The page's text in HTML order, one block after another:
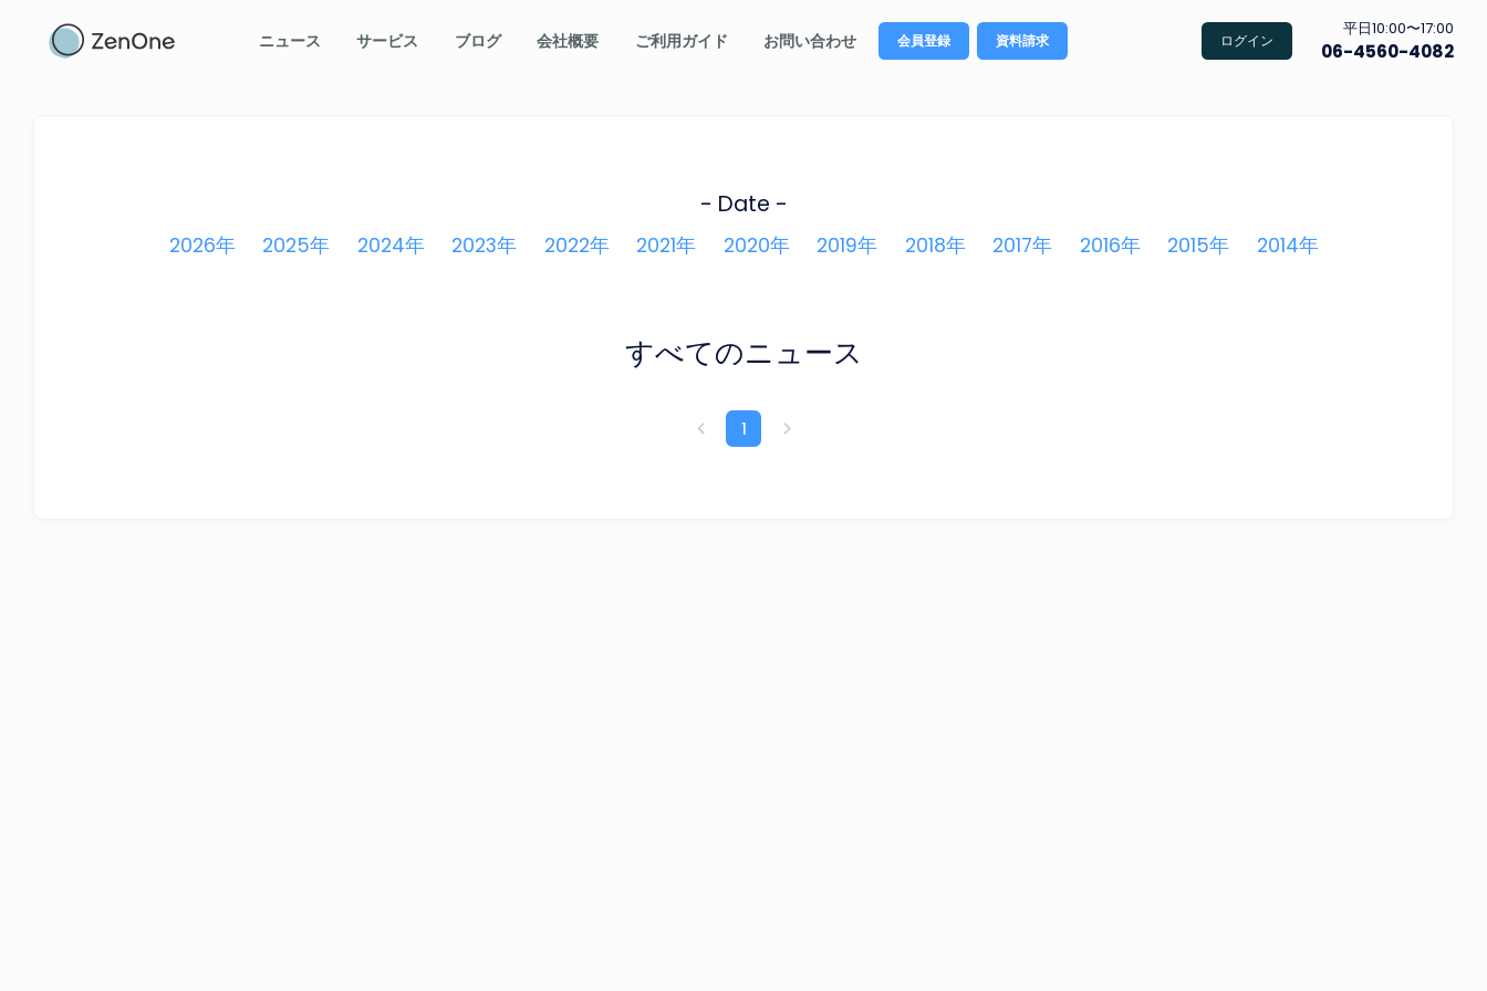
ニュース サービス ブログ 会社概要 ご利用ガイド お問い合わせ 会員登録 資料請求 ログイン
平日10:00〜17:00
06-4560-4082
- Date -
2026年 2025年 2024年 2023年 2022年 2021年 2020年 2019年 2018年 2017年 2016年 2015年 2014年
すべてのニュース
1